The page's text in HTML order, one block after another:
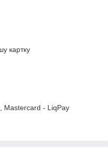
картку
Mastercard - LiqPay